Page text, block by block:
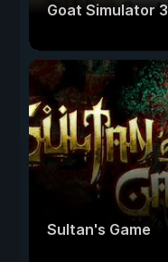
Goat Simulator 3
Sultan's Game